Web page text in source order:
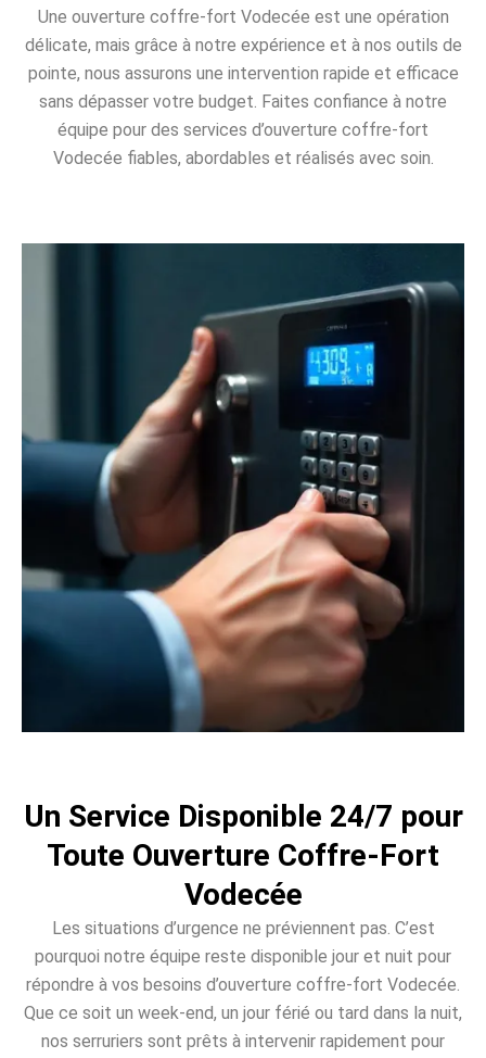
Une ouverture coffre-fort Vodecée est une opération
délicate, mais grâce à notre expérience et à nos outils de
pointe, nous assurons une intervention rapide et efficace
sans dépasser votre budget. Faites confiance à notre
équipe pour des services d’ouverture coffre-fort
Vodecée fiables, abordables et réalisés avec soin.
Un Service Disponible 24/7 pour
Toute Ouverture Coffre-Fort
Vodecée
Les situations d’urgence ne préviennent pas. C’est
pourquoi notre équipe reste disponible jour et nuit pour
répondre à vos besoins d’ouverture coffre-fort Vodecée.
Que ce soit un week-end, un jour férié ou tard dans la nuit,
nos serruriers sont prêts à intervenir rapidement pour